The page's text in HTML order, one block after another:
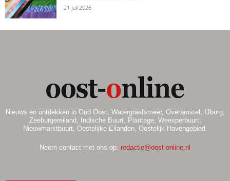
21 juli 2026
Nieuws en ontdekken in Oud Oost, Watergraafsmeer, Overamstel, IJburg,
Zeeburgereiland, Indische Buurt, Plantage, Weesperbuurt,
Nieuwmarktbuurt, Oostelijke Eilanden, Oostelijk Havengebied.
Neem contact met ons op: redactie@oost-online.nl